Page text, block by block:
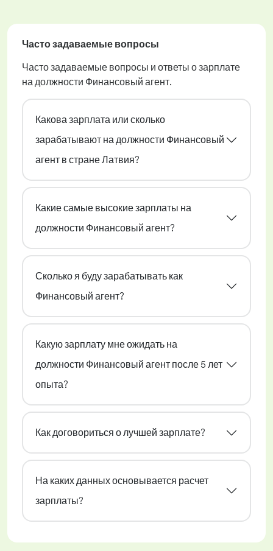
Часто задаваемые вопросы
Часто задаваемые вопросы и ответы о зарплате
на должности Финансовый агент.
Какова зарплата или сколько
зарабатывают на должности Финансовый
агент в стране Латвия?
Какие самые высокие зарплаты на
должности Финансовый агент?
Сколько я буду зарабатывать как
Финансовый агент?
Какую зарплату мне ожидать на
должности Финансовый агент после 5 лет
опыта?
Как договориться о лучшей зарплате?
На каких данных основывается расчет
зарплаты?